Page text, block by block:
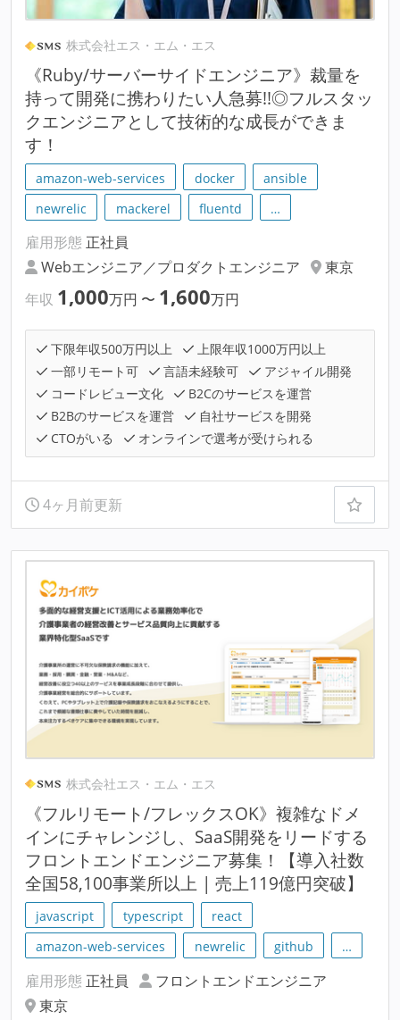
株式会社エス・エム・エス
《Ruby/サーバーサイドエンジニア》裁量を
持って開発に携わりたい人急募!!◎フルスタッ
クエンジニアとして技術的な成長ができま
す！
amazon-web-services docker
ansible
newrelic
mackerel fluentd …
雇用形態 正社員
Webエンジニア／プロダクトエンジニア
東京
年収 1,000万円 〜 1,600万円
下限年収500万円以上
上限年収1000万円以上
一部リモート可
言語未経験可
アジャイル開発
コードレビュー文化
B2Cのサービスを運営
B2Bのサービスを運営
自社サービスを開発
CTOがいる
オンラインで選考が受けられる
4ヶ月前更新
株式会社エス・エム・エス
《フルリモート/フレックスOK》複雑なドメ
インにチャレンジし、SaaS開発をリードする
フロントエンドエンジニア募集！【導入社数
全国58,100事業所以上 | 売上119億円突破】
javascript typescript
react
amazon-web-services
newrelic github …
雇用形態 正社員
フロントエンドエンジニア
東京